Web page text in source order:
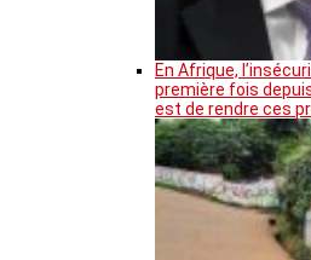
En Afrique,
première fois
est de rendre ces